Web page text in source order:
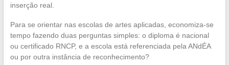
inserção real.
Para se orientar nas escolas de artes aplicadas, economiza-se
tempo fazendo duas perguntas simples: o diploma é nacional
ou certificado RNCP, e a escola está referenciada pela ANdÉA
ou por outra instância de reconhecimento?